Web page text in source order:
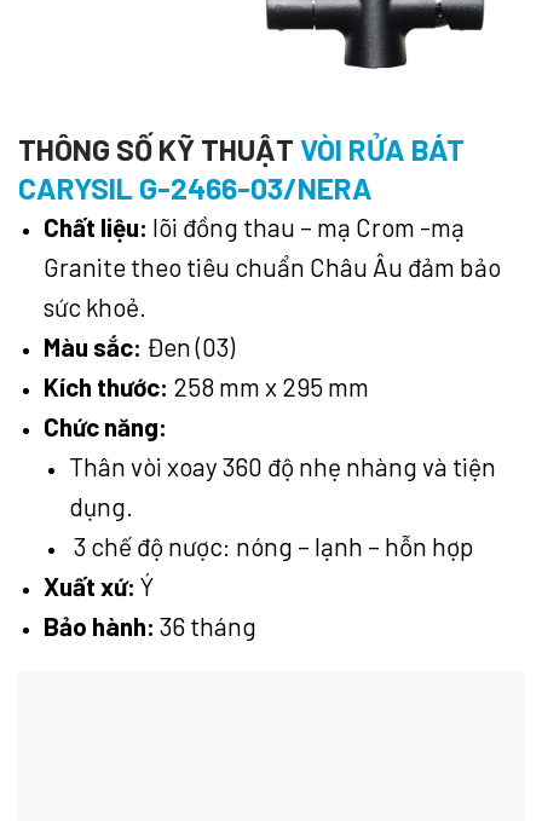
THÔNG SỐ KỸ THUẬT VÒI RỬA BÁT
CARYSIL G-2466-03/NERA
Chất liệu: lõi đồng thau – mạ Crom -mạ
Granite theo tiêu chuẩn Châu Âu đảm bảo
sức khoẻ.
Màu sắc: Đen (03)
Kích thước: 258 mm x 295 mm
Chức năng:
Thân vòi xoay 360 độ nhẹ nhàng và tiện
dụng.
3 chế độ nược: nóng – lạnh – hỗn hợp
Xuất xứ: Ý
Bảo hành: 36 tháng